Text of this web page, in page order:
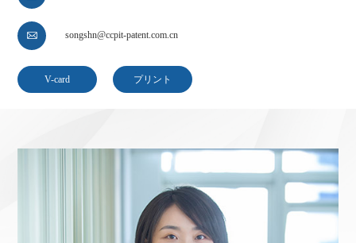
 songshn@ccpit-patent.com.cn
V-card プリント